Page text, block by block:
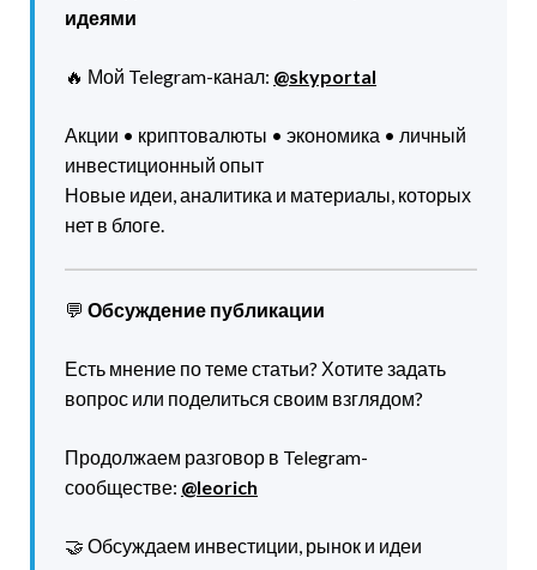
идеями
🔥 Мой Telegram-канал: @skyportal
Акции • криптовалюты • экономика • личный
инвестиционный опыт
Новые идеи, аналитика и материалы, которых
нет в блоге.
💬 Обсуждение публикации
Есть мнение по теме статьи? Хотите задать
вопрос или поделиться своим взглядом?
Продолжаем разговор в Telegram-
сообществе: @leorich
🤝 Обсуждаем инвестиции, рынок и идеи